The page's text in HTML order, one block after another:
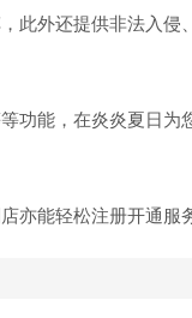
此外还提供非法入侵
功能，在炎炎夏日为
亦能轻松注册开通服